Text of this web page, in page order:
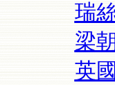
瑞
梁
英